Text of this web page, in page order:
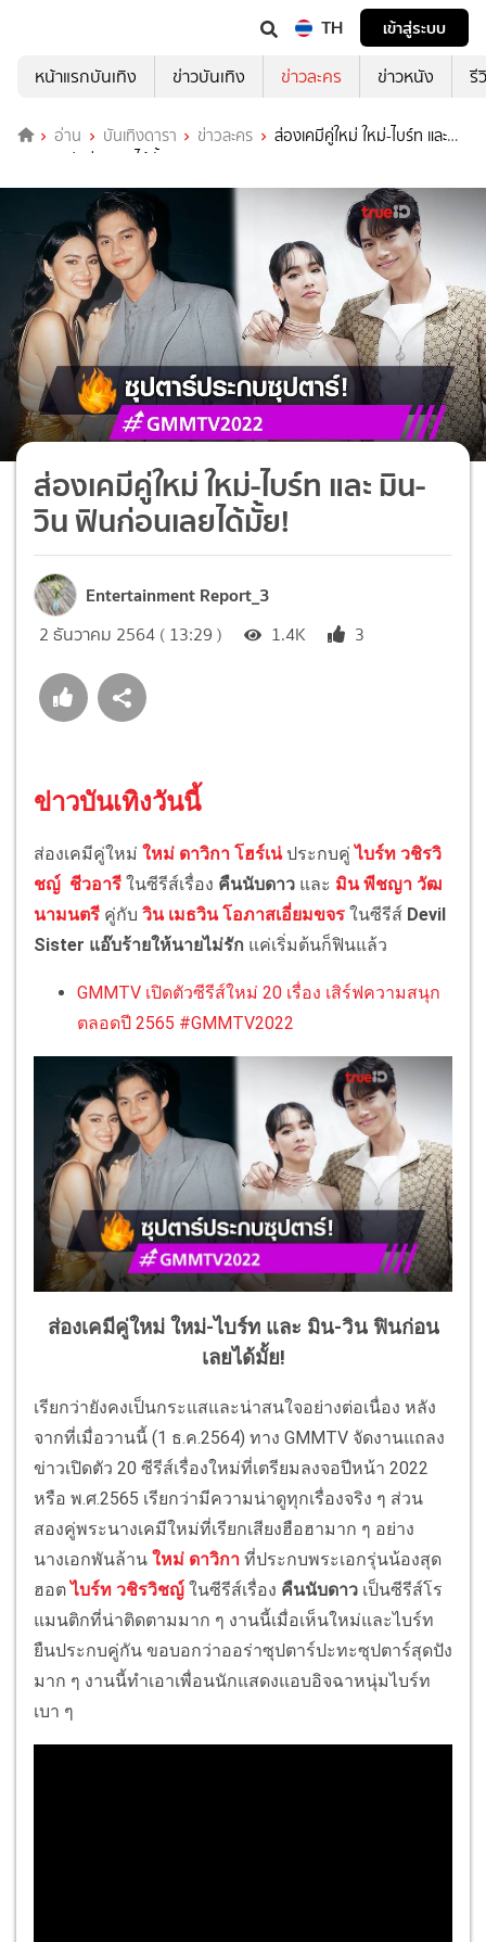
TH
เข้าสู่ระบบ
หน้าแรกบันเทิง
ข่าวบันเทิง ข่าวละคร ข่าวหนัง รี
อ่าน บันเทิงดารา ข่าวละคร
ส่องเคมีคู่ใหม่ ใหม่-ไบร์ท และ
มิน-วิน ฟินก่อนเลยได้มั้ย!
ส่องเคมีคู่ใหม่ ใหม่-ไบร์ท และ มิน-
วิน ฟินก่อนเลยได้มั้ย!
Entertainment Report_3
2 ธันวาคม 2564 ( 13:29 ) 1.4K 3
ข่าวบันเทิงวันนี้
ส่องเคมีคู่ใหม่ ใหม่ ดาวิกา โฮร์เน่ประกบคู่ไบร์ท วชิรวิ
ชญ์ ชีวอารี ในซีรีส์เรื่อง คืนนับดาว และ มิน พีชญา วัฒ
นามนตรี คู่กับ วิน เมธวิน โอภาสเอี่ยมขจร ในซีรีส์ Devil
Sister แอ๊บร้ายให้นายไม่รัก แค่เริ่มต้นก็ฟินแล้ว
GMMTV เปิดตัวซีรีส์ใหม่ 20 เรื่อง เสิร์ฟความสนุก
ตลอดปี 2565 #GMMTV2022
ส่องเคมีคู่ใหม่ ใหม่-ไบร์ท และ มิน-วิน ฟินก่อน
เลยได้มั้ย!
เรียกว่ายังคงเป็นกระแสและน่าสนใจอย่างต่อเนื่อง หลัง
จากที่เมื่อวานนี้ (1 ธ.ค.2564) ทาง GMMTV จัดงานแถลง
ข่าวเปิดตัว 20 ซีรีส์เรื่องใหม่ที่เตรียมลงจอปีหน้า 2022
หรือ พ.ศ.2565 เรียกว่ามีความน่าดูทุกเรื่องจริง ๆ ส่วน
สองคู่พระนางเคมีใหม่ที่เรียกเสียงฮือฮามาก ๆ อย่าง
นางเอกพันล้าน ใหม่ ดาวิกา ที่ประกบพระเอกรุ่นน้องสุด
ฮอตไบร์ท วชิรวิชญ์ ในซีรีส์เรื่อง คืนนับดาว เป็นซีรีส์โร
แมนติกที่น่าติดตามมาก ๆ งานนี้เมื่อเห็นใหม่และไบร์ท
ยืนประกบคู่กัน ขอบอกว่าออร่าซุปตาร์ปะทะซุปตาร์สุดปัง
มาก ๆ งานนี้ทำเอาเพื่อนนักแสดงแอบอิจฉาหนุ่มไบร์ท
เบา ๆ